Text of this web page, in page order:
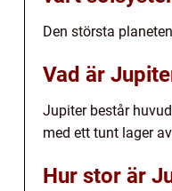
Den största
Vad är
Jupiter består
med ett tunt lager
Hur stor är